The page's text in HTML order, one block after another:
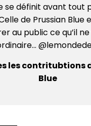
se définit avant tout
de Prussian Blue
au public ce qu’il
les contritubtions
Blue